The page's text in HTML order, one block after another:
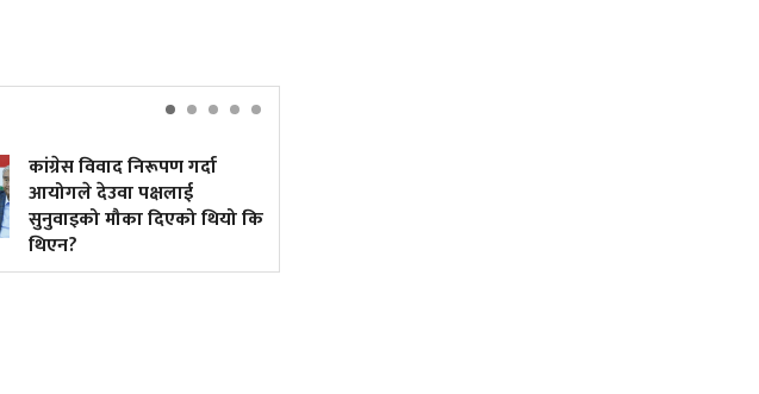
कांग्रेस विवाद निरूपण गर्दा
आयोगले देउवा पक्षलाई
सुनुवाइको मौका दिएको थियो कि
थिएन?